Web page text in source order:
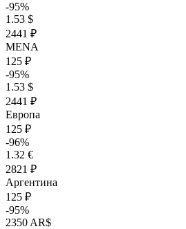
-95%
1.53 $
2441 ₽
MENA
125 ₽
-95%
1.53 $
2441 ₽
Европа
125 ₽
-96%
1.32 €
2821 ₽
Аргентина
125 ₽
-95%
2350 AR$